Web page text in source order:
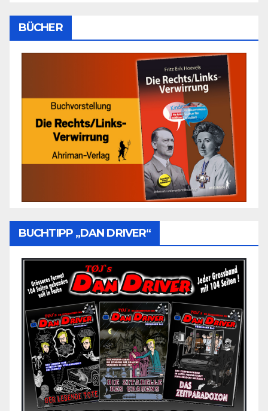
BÜCHER
BUCHTIPP „DAN DRIVER“